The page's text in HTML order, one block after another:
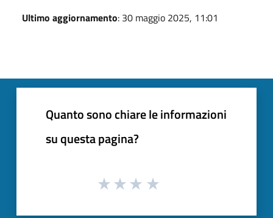
Ultimo aggiornamento: 30 maggio 2025, 11:01
Quanto sono chiare le informazioni
su questa pagina?